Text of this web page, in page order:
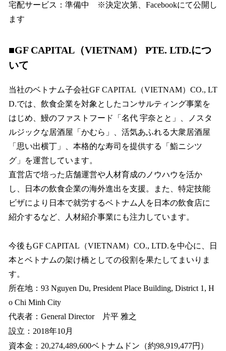
宅配サービス：準備中 ※決定次第、Facebookにて公開し
ます
■GF CAPITAL（VIETNAM） PTE. LTD.につ
いて
当社のベトナム子会社GF CAPITAL（VIETNAM）CO., LT
D.では、飲食企業を対象としたコンサルティング事業を
はじめ、鰻のファストフード「名代 宇奈とと」、ノスタ
ルジックな居酒屋「かむら」、活気あふれる大衆居酒屋
「思い出横丁」、本格的な寿司を提供する「鮨ニシツ
グ」を運営しています。
直営店で培った店舗運営や人材育成のノウハウを活か
し、日本の飲食企業の海外進出を支援。また、特定技能
ビザにより日本で就労するベトナム人を日本の飲食店に
紹介するなど、人材紹介事業にも注力しています。
今後もGF CAPITAL（VIETNAM）CO., LTD.を中心に、日
本とベトナムの架け橋としての役割を果たしてまいりま
す。
所在地：93 Nguyen Du, President Place Building, District 1, H
o Chi Minh City
代表者：General Director 片平 雅之
設立：2018年10月
資本金：20,274,489,600ベトナムドン（約98,919,477円）